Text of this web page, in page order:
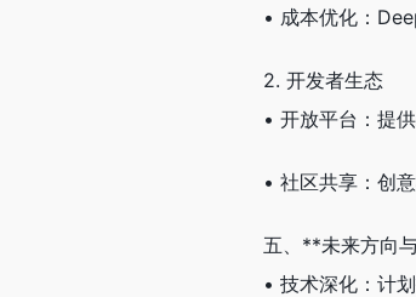
• 成本优化：
2. 开发者生态
• 开放平台：提
• 社区共享：创
五、**未来方向
• 技术深化：计